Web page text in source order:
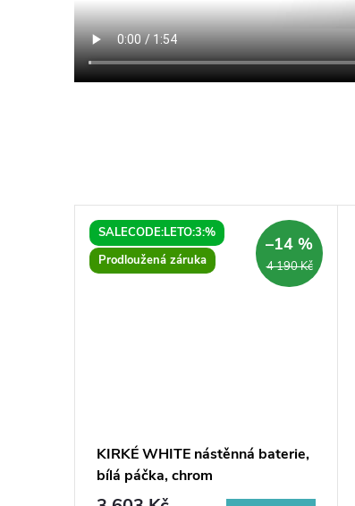
SALECODE:LETO:3:%
Prodloužená záruka
4 190 Kč
–14 %
KIRKÉ WHITE nástěnná baterie,
bílá páčka, chrom